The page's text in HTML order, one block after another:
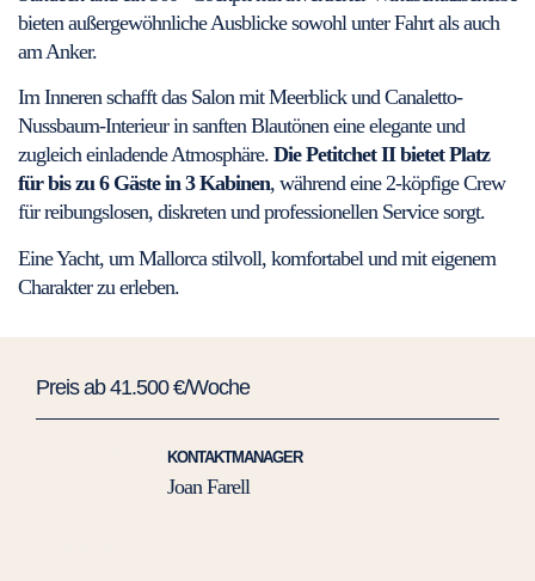
bieten außergewöhnliche Ausblicke sowohl unter Fahrt als auch
am Anker.
Im Inneren schafft das Salon mit Meerblick und Canaletto-
Nussbaum-Interieur in sanften Blautönen eine elegante und
zugleich einladende Atmosphäre. Die Petitchet II bietet Platz
für bis zu 6 Gäste in 3 Kabinen, während eine 2-köpfige Crew
für reibungslosen, diskreten und professionellen Service sorgt.
Eine Yacht, um Mallorca stilvoll, komfortabel und mit eigenem
Charakter zu erleben.
Preis ab 41.500 €/Woche
KONTAKTMANAGER
Joan Farell